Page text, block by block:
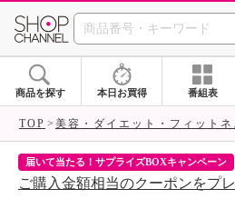
SHOP
商品を探す 本日お買得 番組表
TOP 美容・ダイエット・フィットネ
届いて当たる！サプライズBOXキャンペーン
ご購入金額相当のクーポンをプレ